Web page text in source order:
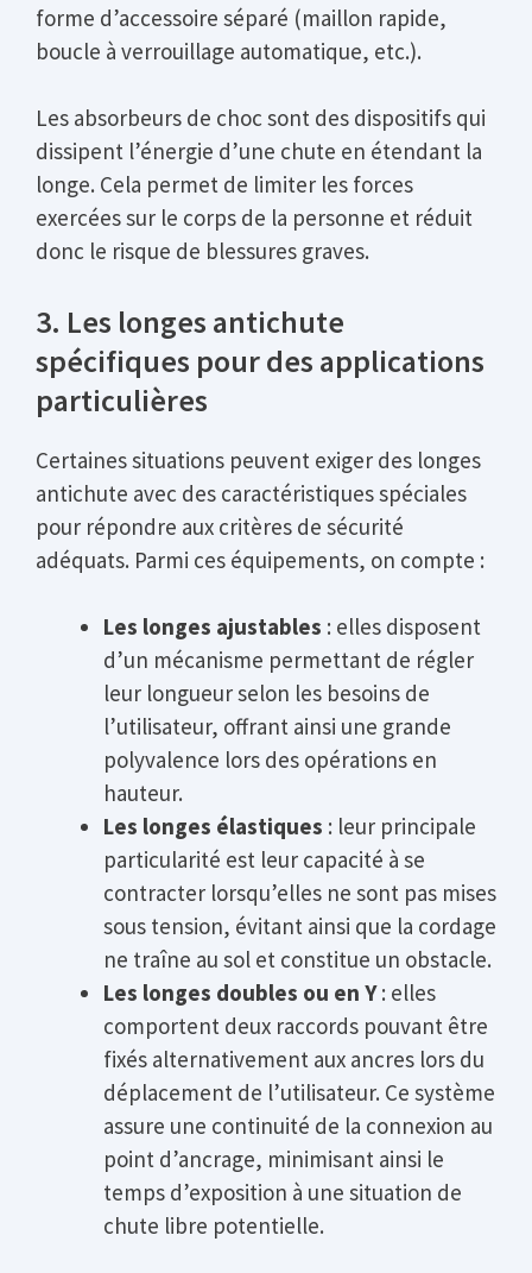
forme d’accessoire séparé (maillon rapide,
boucle à verrouillage automatique, etc.).
Les absorbeurs de choc sont des dispositifs qui
dissipent l’énergie d’une chute en étendant la
longe. Cela permet de limiter les forces
exercées sur le corps de la personne et réduit
donc le risque de blessures graves.
3. Les longes antichute
spécifiques pour des applications
particulières
Certaines situations peuvent exiger des longes
antichute avec des caractéristiques spéciales
pour répondre aux critères de sécurité
adéquats. Parmi ces équipements, on compte :
Les longes ajustables : elles disposent
d’un mécanisme permettant de régler
leur longueur selon les besoins de
l’utilisateur, offrant ainsi une grande
polyvalence lors des opérations en
hauteur.
Les longes élastiques : leur principale
particularité est leur capacité à se
contracter lorsqu’elles ne sont pas mises
sous tension, évitant ainsi que la cordage
ne traîne au sol et constitue un obstacle.
Les longes doubles ou en Y: elles
comportent deux raccords pouvant être
fixés alternativement aux ancres lors du
déplacement de l’utilisateur. Ce système
assure une continuité de la connexion au
point d’ancrage, minimisant ainsi le
temps d’exposition à une situation de
chute libre potentielle.